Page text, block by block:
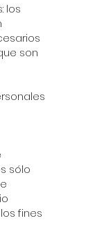
los
son
sólo
fines